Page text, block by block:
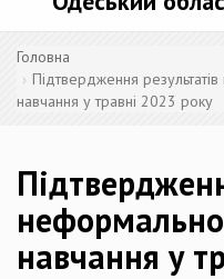
Головна
Підтвердження
навчання у травні 2023 року
навчання у